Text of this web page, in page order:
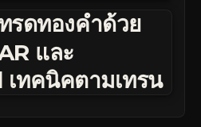
รดทองคำด้วย
และ
ทคนิคตามเทรน